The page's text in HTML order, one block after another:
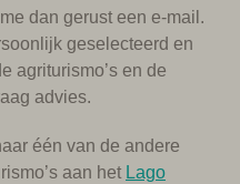
dan gerust een e-mail.
geselecteerd en
agriturismo’s en de
advies.
één van de andere
aan het Lago